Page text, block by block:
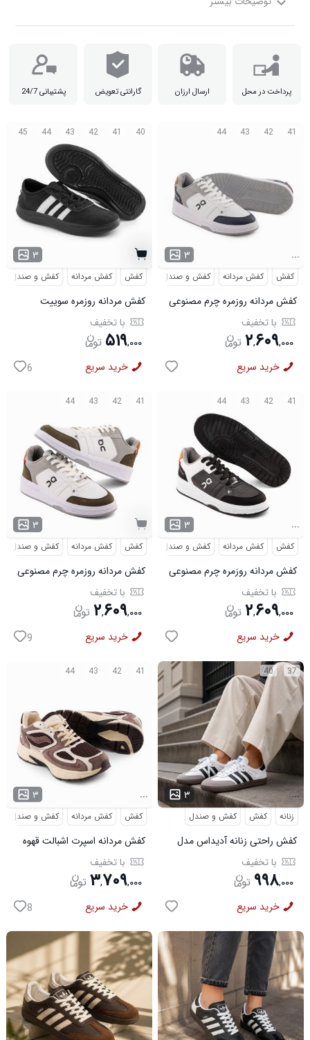
سایز 44 طول داخل کفش  27.5
پرداخت در محل ارسال ارزان گارانتی تعویض پشتیبانی 24/7
40
41
42
43
44
45
۳
کفش کفش مردانه کفش و صندل
کفش مردانه روزمره سوییت
مشکی Adidas مدل 50985با تخفیف
۵۱۹,۰۰۰
خرید سریع 6
41
42
43
44
۳ ...
کفش کفش مردانه کفش و صندل
کفش مردانه روزمره چرم مصنوعی
50918
با تخفیف
۲,۶۰۹,۰۰۰
خرید سریع
41
42
43
44
۳
کفش کفش مردانه کفش و صندل
کفش مردانه روزمره چرم مصنوعی
50919
با تخفیف
۲,۶۰۹,۰۰۰
خرید سریع 9
41
42
43
44
۳ ...
کفش کفش مردانه کفش و صندل
کفش مردانه روزمره چرم مصنوعی
50920
با تخفیف
۲,۶۰۹,۰۰۰
خرید سریع
41
42
43
44
۳ ...
کفش کفش مردانه کفش و صندل
کفش مردانه اسپرت اشبالت قهوه
ای Saucony مدل 50786 با تخفیف
۳,۷۰۹,۰۰۰
خرید سریع 8
37
40
۳ ...
زنانه کفش کفش و صندل
کفش راحتی زنانه آدیداس مدل
سامبا سفید
با تخفیف
۹۹۸,۰۰۰
خرید سریع